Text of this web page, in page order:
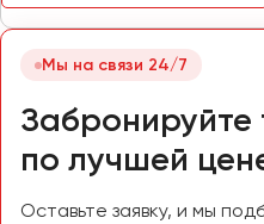
Мы на связи 24/7
Забронируйте
по лучшей
Оставьте заявку, и мы